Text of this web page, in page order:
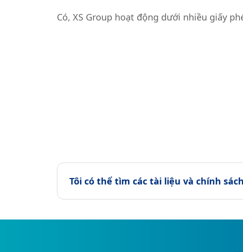
Có, XS Group hoạt động dưới nhiều giấy
Tôi có thể tìm các tài liệu và chính